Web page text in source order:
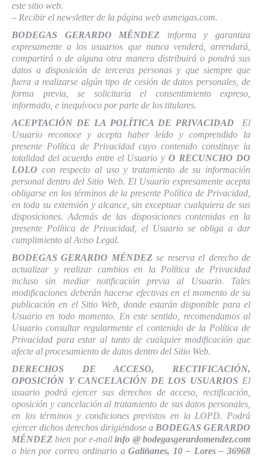
este sitio web.
– Recibir el newsletter de la página web asmeigas.com.
BODEGAS GERARDO MÉNDEZ informa y garantiza
expresamente a los usuarios que nunca venderá, arrendará,
compartirá o de alguna otra manera distribuirá o pondrá sus
datos a disposición de terceras personas y que siempre que
fuera a realizarse algún tipo de cesión de datos personales, de
forma previa, se solicitaría el consentimiento expreso,
informado, e inequívoco por parte de los titulares.
ACEPTACIÓN DE LA POLÍTICA DE PRIVACIDAD El
Usuario reconoce y acepta haber leído y comprendido la
presente Política de Privacidad cuyo contenido constituye la
totalidad del acuerdo entre el Usuario yO RECUNCHO DO
LOLO con respecto al uso y tratamiento de su información
personal dentro del Sitio Web. El Usuario expresamente acepta
obligarse en los términos de la presente Política de Privacidad,
en toda su extensión y alcance, sin exceptuar cualquiera de sus
disposiciones. Además de las disposiciones contenidas en la
presente Política de Privacidad, el Usuario se obliga a dar
cumplimiento al Aviso Legal.
BODEGAS GERARDO MÉNDEZse reserva el derecho de
actualizar y realizar cambios en la Política de Privacidad
incluso sin mediar notificación previa al Usuario. Tales
modificaciones deberán hacerse efectivas en el momento de su
publicación en el Sitio Web, donde estarán disponible para el
Usuario en todo momento. En este sentido, recomendamos al
Usuario consultar regularmente el contenido de la Política de
Privacidad para estar al tanto de cualquier modificación que
afecte al procesamiento de datos dentro del Sitio Web.
DERECHOS DE ACCESO, RECTIFICACIÓN,
OPOSICIÓN Y CANCELACIÓN DE LOS USUARIOS El
usuario podrá ejercer sus derechos de acceso, rectificación,
oposición y cancelación al tratamiento de sus datos personales,
en los términos y condiciones previstos en la LOPD. Podrá
ejercer dichos derechos dirigiéndose a BODEGAS GERARDO
MÉNDEZ bien por e-mailinfo @ bodegasgerardomendez.com
o bien por correo ordinario aGaliñanes, 10 – Lores – 36968